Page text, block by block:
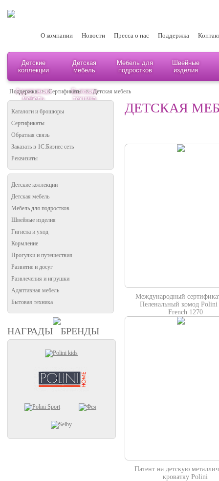
О компании Новости Пресса о нас Поддержка
Детские
коллекции
Детская
мебель
Мебель для
подростков
Швейные
изделия
Адаптивная
мебель
Бытовая
техника
Поддержка > Сертификаты > Детская мебель
Каталоги и брошюры
Сертификаты
Обратная связь
Заказать в 1С:Бизнес сеть
Реквизиты
Детские коллекции
Детская мебель
Мебель для подростков
Швейные изделия
Гигиена и уход
Кормление
Прогулки и путешествия
Развитие и досуг
Развлечения и игрушки
Адаптивная мебель
Бытовая техника
НАГРАДЫ БРЕНДЫ
ДЕТСКАЯ
Международный
Пеленальный комод Polini
French 1270
Патент на детскую
кроватку Polini